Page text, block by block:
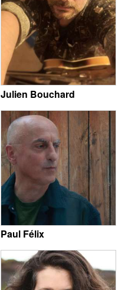
Julien Bouchard
Paul Félix